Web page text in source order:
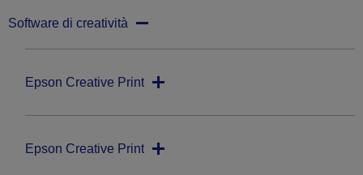
Software di creatività
Epson Creative Print
Epson Creative Print